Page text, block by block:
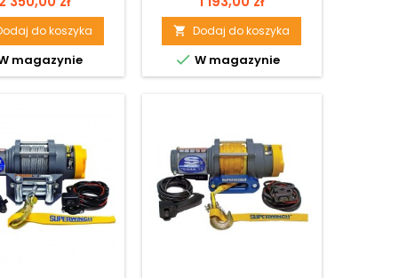
do koszyka
magazynie
 Dodaj do koszyka
 W magazynie